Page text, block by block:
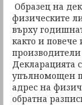
Образец на
физическите
върху
както и
Декларацията
упълномощен
адрес на
обратна